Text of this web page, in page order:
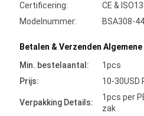
Certificering:
CE &
Modelnummer:
BSA308-
Betalen & Verzenden
Min. bestelaantal:
1pcs
Prijs:
10-30USD
Verpakking Details:
1pcs per
zak